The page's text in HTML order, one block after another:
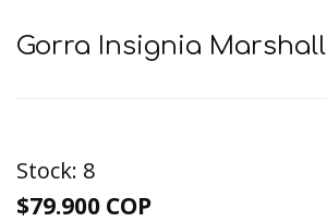
Gorra Insignia Marshall
Stock: 8
$79.900 COP